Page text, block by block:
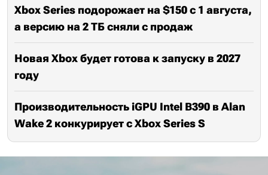
Xbox Series подорожает на $150 с 1 августа,
а версию на 2 ТБ сняли с продаж
Новая Xbox будет готова к запуску в 2027
году
Производительность iGPU Intel B390 в Alan
Wake 2 конкурирует с Xbox Series S